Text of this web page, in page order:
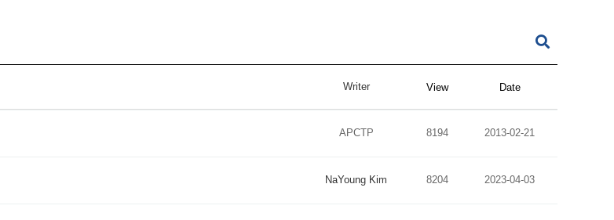
Writer View Date
APCTP 8194 2013-02-21
NaYoung Kim 8204 2023-04-03